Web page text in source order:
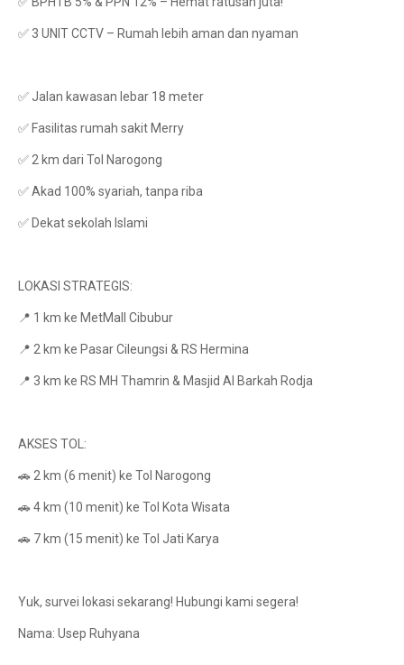
✅ 3 UNIT CCTV – Rumah lebih aman dan nyaman
✅ Jalan kawasan lebar 18 meter
✅ Fasilitas rumah sakit Merry
✅ 2 km dari Tol Narogong
✅ Akad 100% syariah, tanpa riba
✅ Dekat sekolah Islami
LOKASI STRATEGIS:
📍 1 km ke MetMall Cibubur
📍 2 km ke Pasar Cileungsi & RS Hermina
📍 3 km ke RS MH Thamrin & Masjid Al Barkah Rodja
AKSES TOL:
🚗 2 km (6 menit) ke Tol Narogong
🚗 4 km (10 menit) ke Tol Kota Wisata
🚗 7 km (15 menit) ke Tol Jati Karya
Yuk, survei lokasi sekarang! Hubungi kami segera!
Nama: Usep Ruhyana